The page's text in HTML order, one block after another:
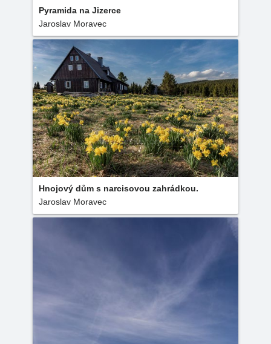
Pyramida na Jizerce
Jaroslav Moravec
Hnojový dům s narcisovou zahrádkou.
Jaroslav Moravec